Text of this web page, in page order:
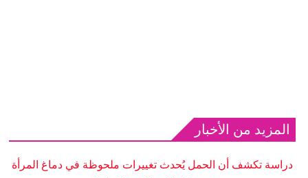
المزيد من الأخبار
دراسة تكشف أن الحمل يُحدث تغييرات ملحوظة في دماغ المرأة